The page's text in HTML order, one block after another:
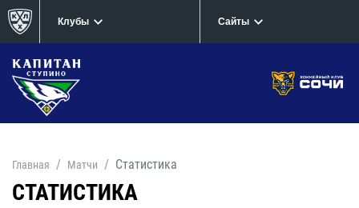
Клубы Сайты
Главная Матчи Статистика
СТАТИСТИКА